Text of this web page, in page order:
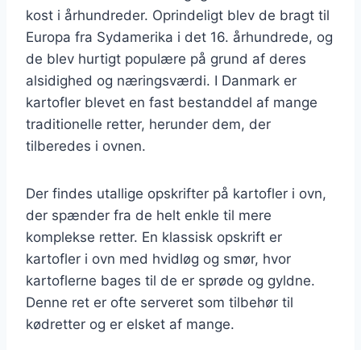
kost i århundreder. Oprindeligt blev de bragt til
Europa fra Sydamerika i det 16. århundrede, og
de blev hurtigt populære på grund af deres
alsidighed og næringsværdi. I Danmark er
kartofler blevet en fast bestanddel af mange
traditionelle retter, herunder dem, der
tilberedes i ovnen.
Der findes utallige opskrifter på kartofler i ovn,
der spænder fra de helt enkle til mere
komplekse retter. En klassisk opskrift er
kartofler i ovn med hvidløg og smør, hvor
kartoflerne bages til de er sprøde og gyldne.
Denne ret er ofte serveret som tilbehør til
kødretter og er elsket af mange.